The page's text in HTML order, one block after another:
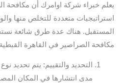
يعلم خبراء شركة اوامرك أن مكافحة
استراتيجيات متعددة للتخلص منها
المستقبل. هناك عدة طرق شائعة
مكافحة الصراصير في القاهرة
التحديد والتقييم: يتم تحديد
مدى انتشارها في المكان